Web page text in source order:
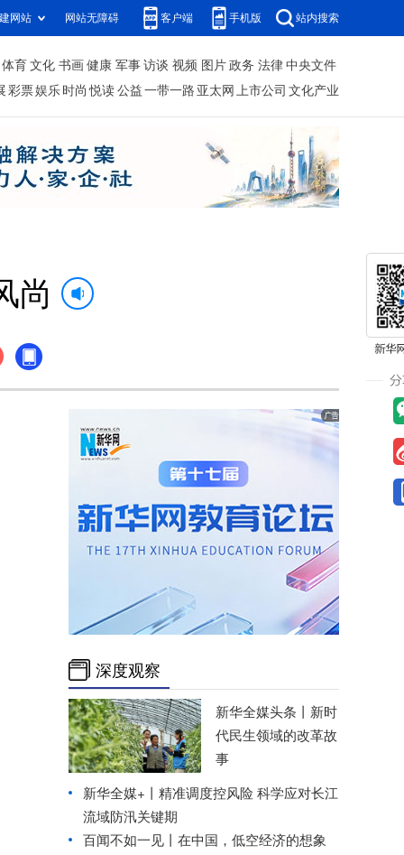
网站 网站无障碍 客户端 手机版 站内搜索
体育 文化 书画 健康 军事 访谈 视频 图片 政务 法律 中央文件
彩票娱乐 时尚 悦读 公益 一带一路 亚太网 上市公司 文化产业
尚
深度观察
新华全媒头条丨 新时
代民生领域的改革故
事
新华全媒+丨 精准调度控风险 科学应对长江
流域防汛关键期
百闻不如一见丨在中国，低空经济的想象